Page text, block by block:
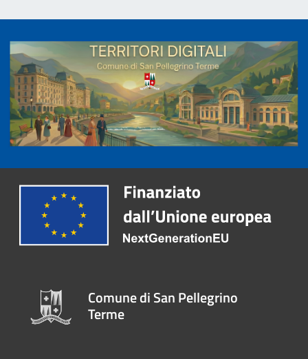
Comune di San Pellegrino
Terme